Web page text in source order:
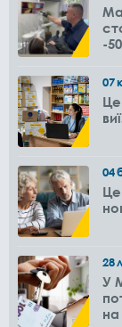
-
07
04
28
У